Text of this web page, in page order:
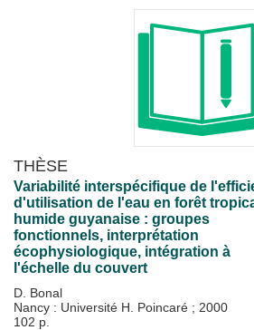
THÈSE
Variabilité interspécifique de
d'utilisation de l'eau en forêt
humide guyanaise : groupes
fonctionnels, interprétation
écophysiologique, intégration à
l'échelle du couvert
D. Bonal
Nancy : Université H. Poincaré ; 2000
102 p.